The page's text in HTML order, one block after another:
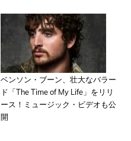
ベンソン・ブーン、壮大なバラー
ド「The Time of My Life」をリリ
ース！ミュージック・ビデオも公
開